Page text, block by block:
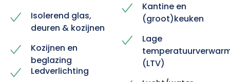
Isolerend glas,
deuren & kozijnen
Kantine en
(groot)keuken
Kozijnen en
beglazing
Lage
(LTV)
Ledverlichting